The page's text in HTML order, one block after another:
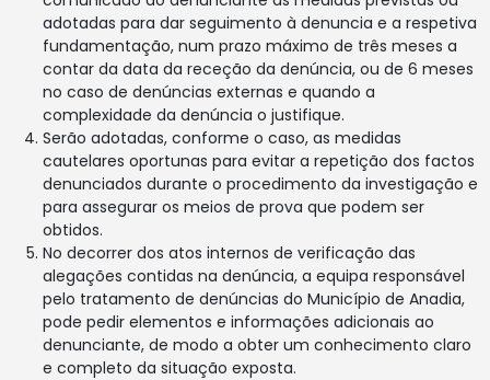
adotadas para dar seguimento à denuncia e a respetiva
fundamentação, num prazo máximo de três meses a
contar da data da receção da denúncia, ou de 6 meses
no caso de denúncias externas e quando a
complexidade da denúncia o justifique.
Serão adotadas, conforme o caso, as medidas
cautelares oportunas para evitar a repetição dos factos
denunciados durante o procedimento da investigação e
para assegurar os meios de prova que podem ser
obtidos.
No decorrer dos atos internos de verificação das
alegações contidas na denúncia, a equipa responsável
pelo tratamento de denúncias do Município de Anadia,
pode pedir elementos e informações adicionais ao
denunciante, de modo a obter um conhecimento claro
e completo da situação exposta.